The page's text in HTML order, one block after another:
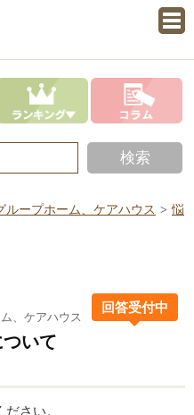
検索
ループホーム、ケアハウス
悩
、ケアハウス
回答受付中
いて
さい。